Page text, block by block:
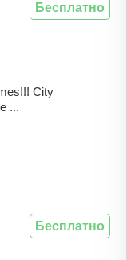
City
...
Бесплатно
Бесплатно